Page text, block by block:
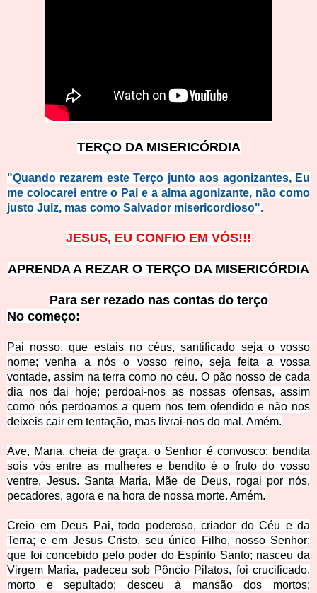
TERÇO DA MISERICÓRDIA
"Quando rezarem este Terço junto aos agonizantes, Eu
me colocarei entre o Pai e a alma agonizante, não como
justo Juiz, mas como Salvador misericordioso".
JESUS, EU CONFIO EM VÓS!!!
APRENDA A REZAR O TERÇO DA MISERICÓRDIA
Para ser rezado nas contas do terço
No começo:
Pai nosso, que estais no céus, santificado seja o vosso
nome; venha a nós o vosso reino, seja feita a vossa
vontade, assim na terra como no céu. O pão nosso de cada
dia nos dai hoje; perdoai-nos as nossas ofensas, assim
como nós perdoamos a quem nos tem ofendido e não nos
deixeis cair em tentação, mas livrai-nos do mal. Amém.
Ave, Maria, cheia de graça, o Senhor é convosco; bendita
sois vós entre as mulheres e bendito é o fruto do vosso
ventre, Jesus. Santa Maria, Mãe de Deus, rogai por nós,
pecadores, agora e na hora de nossa morte. Amém.
Creio em Deus Pai, todo poderoso, criador do Céu e da
Terra; e em Jesus Cristo, seu único Filho, nosso Senhor;
que foi concebido pelo poder do Espírito Santo; nasceu da
Virgem Maria, padeceu sob Pôncio Pilatos, foi crucificado,
morto e sepultado; desceu à mansão dos mortos;